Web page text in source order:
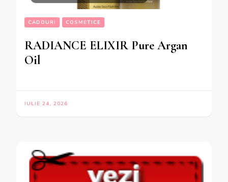
CADOURI COSMETICE
RADIANCE ELIXIR Pure Argan
Oil
IULIE 24, 2026